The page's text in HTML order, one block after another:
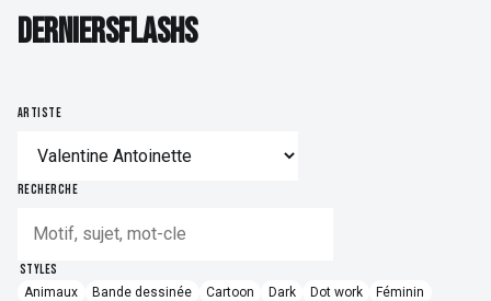
Trouver un artiste
Détatouage Laser
DERNIERS FLASHS
DERNIERSFLASHS
ARTISTE
RECHERCHE
STYLES
Animaux Bande dessinée Cartoon Dark Dot work
Féminin